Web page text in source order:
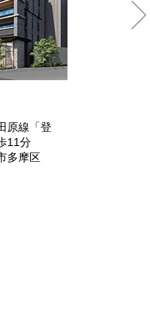
原線「登
11分
多摩区